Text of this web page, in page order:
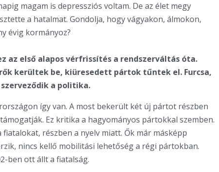
magam is depressziós voltam. De az élet megy
a hatalmat. Gondolja, hogy vágyakon, álmokon,
évig kormányoz?
az első alapos vérfrissítés a rendszerváltás óta.
kerültek be, kiüresedett pártok tűntek el. Furcsa,
a politika.
így van. A most bekerült két új pártot részben
Ez kritika a hagyományos pártokkal szemben.
részben a nyelv miatt. Ők már másképp
nincs kellő mobilitási lehetőség a régi pártokban.
ben ott állt a fiatalság.